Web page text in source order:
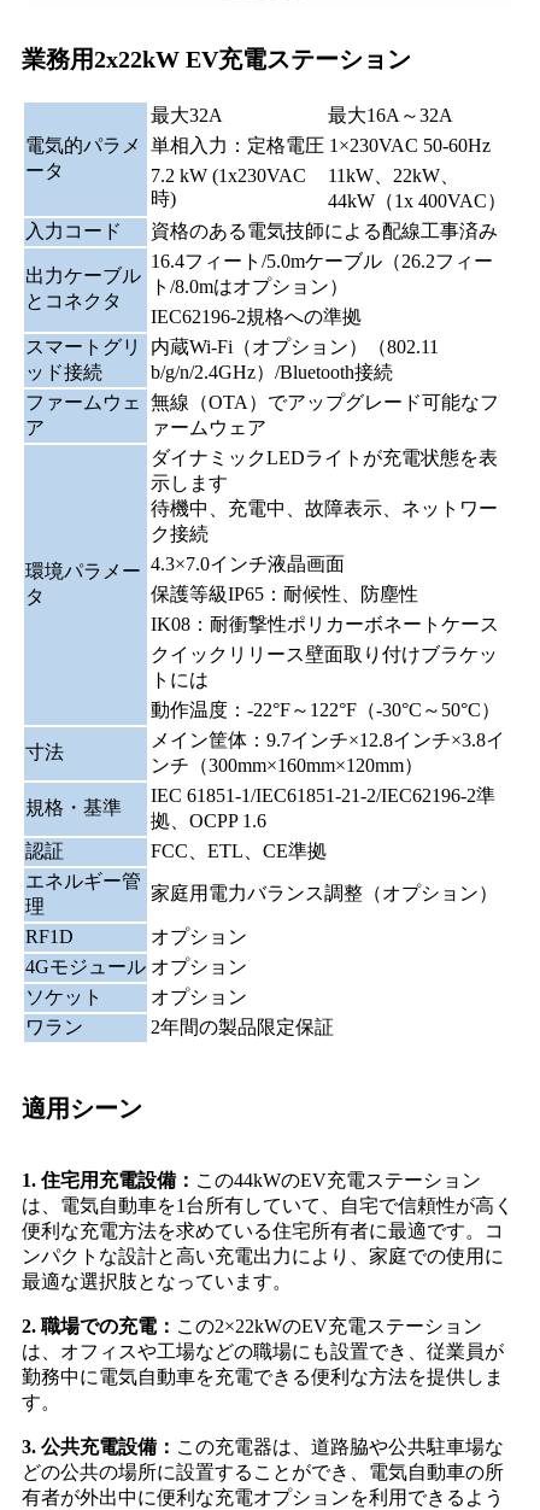
業務用2x22kW EV充電ステーション
電気的パラメ
ータ
最大32A
最大16A～32A
単相入力：定格電圧 1×230VAC 50-60Hz
7.2 kW (1x230VAC
時)
11kW、22kW、
44kW（1x 400VAC）
入力コード
資格のある電気技師による配線工事済み
出力ケーブル
とコネクタ
16.4フィート/5.0mケーブル（26.2フィー
ト/8.0mはオプション）
IEC62196-2規格への準拠
スマートグリ
ッド接続
内蔵Wi-Fi（オプション）（802.11
b/g/n/2.4GHz）/Bluetooth接続
ファームウェ
ア
無線（OTA）でアップグレード可能なフ
ァームウェア
環境パラメー
タ
ダイナミックLEDライトが充電状態を表
示します
待機中、充電中、故障表示、ネットワー
ク接続
4.3×7.0インチ液晶画面
保護等級IP65：耐候性、防塵性
IK08：耐衝撃性ポリカーボネートケース
クイックリリース壁面取り付けブラケッ
トには
動作温度：-22°F～122°F（-30°C～50°C）
寸法
メイン筐体：9.7インチ×12.8インチ×3.8イ
ンチ（300mm×160mm×120mm）
規格・基準
IEC 61851-1/IEC61851-21-2/IEC62196-2準
拠、OCPP 1.6
認証
FCC、ETL、CE準拠
エネルギー管
理
家庭用電力バランス調整（オプション）
RF1D
オプション
4Gモジュール オプション
ソケット
オプション
ワラン
2年間の製品限定保証
適用シーン
1. 住宅用充電設備： この44kWのEV充電ステーション
は、電気自動車を1台所有していて、自宅で信頼性が高く
便利な充電方法を求めている住宅所有者に最適です。コ
ンパクトな設計と高い充電出力により、家庭での使用に
最適な選択肢となっています。
2. 職場での充電： この2×22kWのEV充電ステーション
は、オフィスや工場などの職場にも設置でき、従業員が
勤務中に電気自動車を充電できる便利な方法を提供しま
す。
3. 公共充電設備： この充電器は、道路脇や公共駐車場な
どの公共の場所に設置することができ、電気自動車の所
有者が外出中に便利な充電オプションを利用できるよう